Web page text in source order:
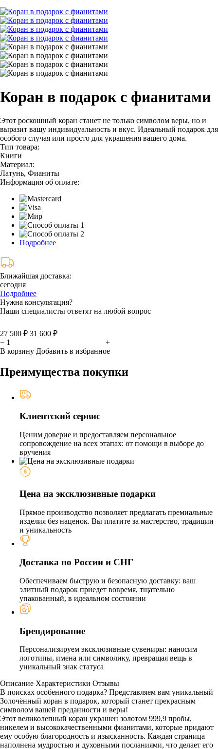
Коран в подарок с фианитами
Этот роскошный коран станет не только символом веры, но и
выразит вашу индивидуальность и вкус. Идеальный подарок для
особого случая или просто для украшения вашего дома.
Тип товара:
Книги
Материал:
Латунь, Фианиты
Информация об оплате:
Подробнее
Ближайшая доставка:
сегодня
Подробнее
Нужна консультация?
Наши специалисты ответят на любой вопрос
27 500 ₽ 31 600 ₽
−
+
В корзину Добавить в избранное
Преимущества покупки
Клиентский сервис
Ценим доверие и предоставляем персональное
сопровождение на всех этапах: от помощи в выборе до
вручения
Цена на эксклюзивные подарки
Прямое производство позволяет предлагать премиальные
изделия без наценок. Вы платите за мастерство, традиции
и уникальность
Доставка по России и СНГ
Обеспечиваем быструю и безопасную доставку: ваш
элитный подарок приедет вовремя, тщательно
упакованный, в идеальном состоянии
Брендирование
Персонализируем эксклюзивные сувениры: наносим
логотипы, имена или символику, превращая вещь в
уникальный знак статуса
Описание Характеристики Отзывы
В поисках особенного подарка? Представляем вам уникальный
Золочённый коран в подарок, который станет прекрасным
символом вашей преданности и веры!
Этот великолепный коран украшен золотом 999,9 пробы,
никелем и высококачественными фианитами, которые придают
ему особую благородность и изысканность. Каждая страница
наполнена мудростью и духовными посланиями, что делает его